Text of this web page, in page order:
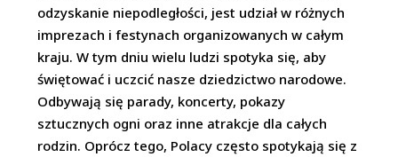
odzyskanie niepodległości, jest udział w różnych
imprezach i festynach organizowanych w całym
kraju. W tym dniu wielu ludzi spotyka się, aby
świętować i uczcić nasze dziedzictwo narodowe.
Odbywają się parady, koncerty, pokazy
sztucznych ogni oraz inne atrakcje dla całych
rodzin. Oprócz tego, Polacy często spotykają się z